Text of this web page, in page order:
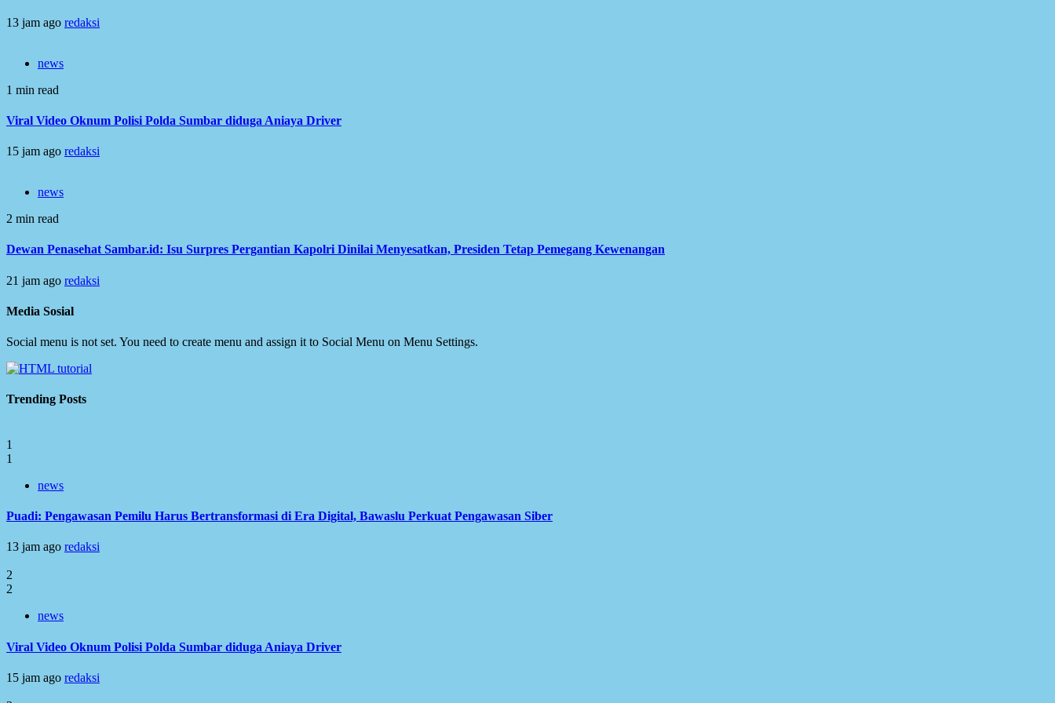
13 jam ago redaksi
news
1 min read
Viral Video Oknum Polisi Polda Sumbar diduga Aniaya Driver
15 jam ago redaksi
news
2 min read
Dewan Penasehat Sambar.id: Isu Surpres Pergantian Kapolri Dinilai Menyesatkan, Presiden Tetap Pemegang Kewenangan
21 jam ago redaksi
Media Sosial
Social menu is not set. You need to create menu and assign it to Social Menu on Menu Settings.
Trending Posts
1
1
news
Puadi: Pengawasan Pemilu Harus Bertransformasi di Era Digital, Bawaslu Perkuat Pengawasan Siber
13 jam ago redaksi
2
2
news
Viral Video Oknum Polisi Polda Sumbar diduga Aniaya Driver
15 jam ago redaksi